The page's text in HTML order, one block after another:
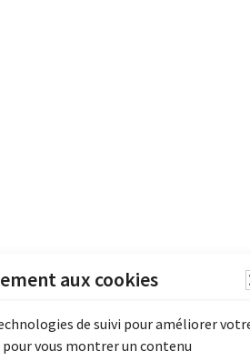
aux cookies
de suivi pour améliorer
vous montrer un contenu
l'image d'Emile Berliner sont
Bibliothèque et Archives Canada
documentaire) et du
numérique au patrimoine).